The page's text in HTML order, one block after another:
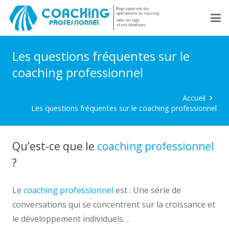
Les questions fréquentes sur le
coaching professionnel
Accueil
Les questions fréquentes sur le coaching professionnel
Qu’est-ce que le coaching professionnel
?
Le coaching professionnel est : Une série de
conversations qui se concentrent sur la croissance et
le développement individuels…